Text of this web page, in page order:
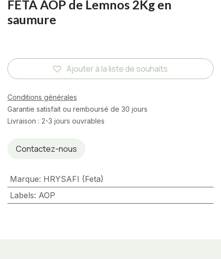
FETA AOP de Lemnos 2Kg en
saumure
Ajouter à la liste de souhaits
Conditions générales
Garantie satisfait ou remboursé de 30 jours
Livraison : 2-3 jours ouvrables
Contactez-nous
Marque: HRYSAFI (Feta)
Labels: AOP